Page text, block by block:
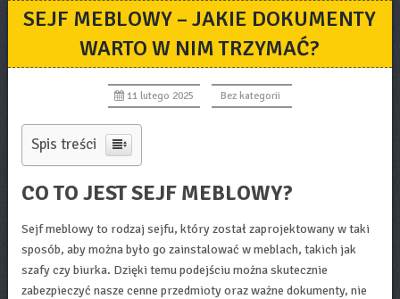
SEJF MEBLOWY – JAKIE DOKUMENTY
WARTO W NIM TRZYMAĆ?
11 lutego 2025 Bez kategorii
Spis treści
CO TO JEST SEJF MEBLOWY?
Sejf meblowy to rodzaj sejfu, który został zaprojektowany w taki
sposób, aby można było go zainstalować w meblach, takich jak
szafy czy biurka. Dzięki temu podejściu można skutecznie
zabezpieczyć nasze cenne przedmioty oraz ważne dokumenty, nie